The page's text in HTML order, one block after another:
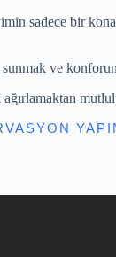
sadece bir
ve